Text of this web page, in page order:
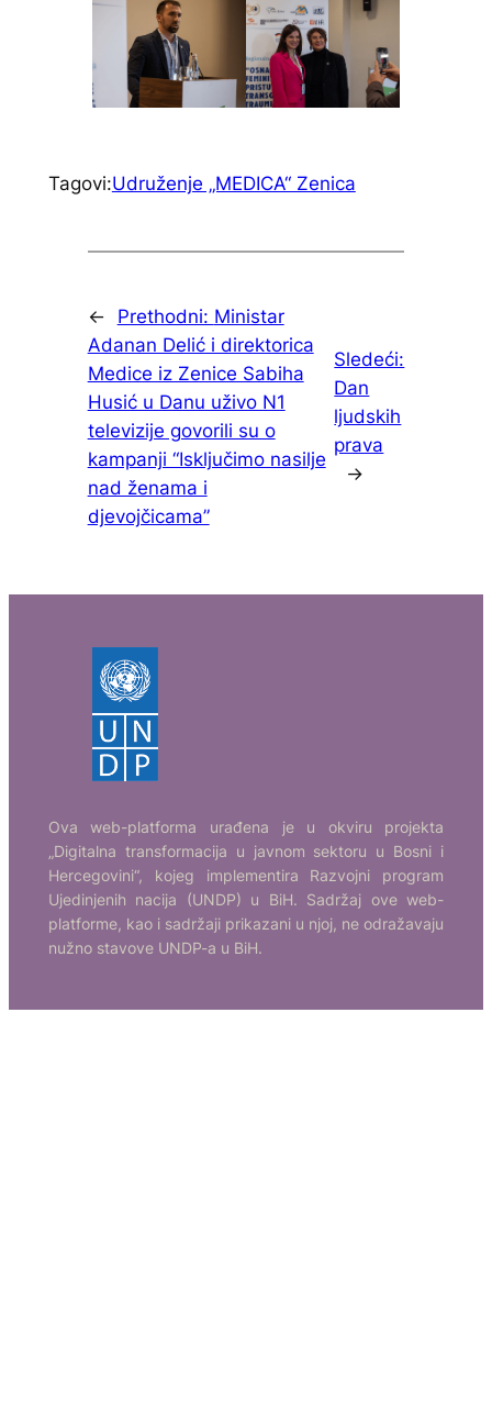
Tagovi:Udruženje „MEDICA“ Zenica
← Prethodni: Ministar
Adanan Delić i direktorica
Medice iz Zenice Sabiha
Husić u Danu uživo N1
televizije govorili su o
kampanji “Isključimo nasilje
nad ženama i
djevojčicama”
Sledeći:
Dan
ljudskih
prava
→
Ova web-platforma urađena je u okviru projekta
„Digitalna transformacija u javnom sektoru u Bosni i
Hercegovini“, kojeg implementira Razvojni program
Ujedinjenih nacija (UNDP) u BiH. Sadržaj ove web-
platforme, kao i sadržaji prikazani u njoj, ne odražavaju
nužno stavove UNDP-a u BiH.